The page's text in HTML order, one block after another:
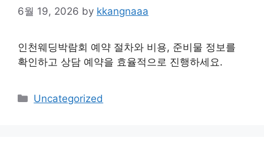
6월 19, 2026 by kkangnaaa
인천웨딩박람회 예약 절차와 비용, 준비물 정보를
확인하고 상담 예약을 효율적으로 진행하세요.
Categories
Uncategorized